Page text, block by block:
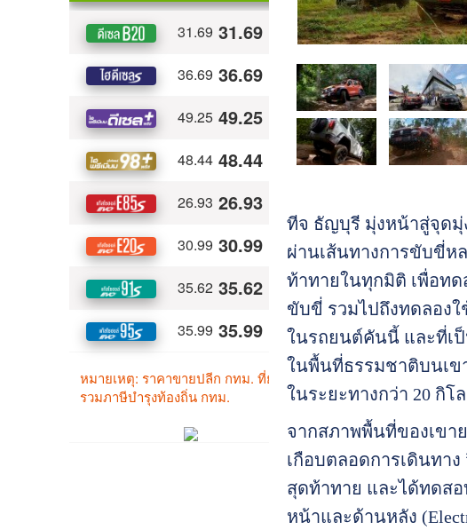
ทีจ ธัญบุรี มุ่งหน้าสู่จุดมุ่
ผ่านเส้นทางการขับขี่ห
ท้าทายในทุกมิติ เพื่อทด
ขับขี่ รวมไปถึงทดลอง
ในรถยนต์คันนี้ และที่เป็
ในพื้นที่ธรรมชาติบนเข
ในระยะทางกว่า 20 กิโ
จากสภาพพื้นที่ของเขา
เกือบตลอดการเดินทา
สุดท้าทาย และได้ทดส
หน้าและด้านหลัง